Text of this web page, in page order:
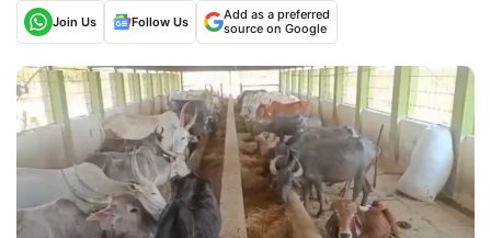
Join Us
Follow Us
Add as a preferred
source on Google